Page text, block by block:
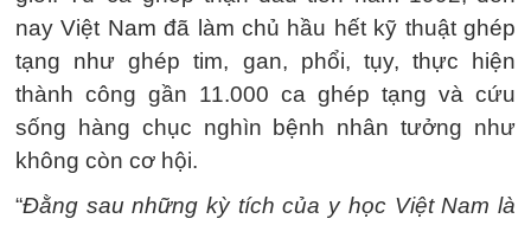
nay Việt Nam đã làm chủ hầu hết kỹ thuật ghép
tạng như ghép tim, gan, phổi, tụy, thực hiện
thành công gần 11.000 ca ghép tạng và cứu
sống hàng chục nghìn bệnh nhân tưởng như
không còn cơ hội.
“Đằng sau những kỳ tích của y học Việt Nam là